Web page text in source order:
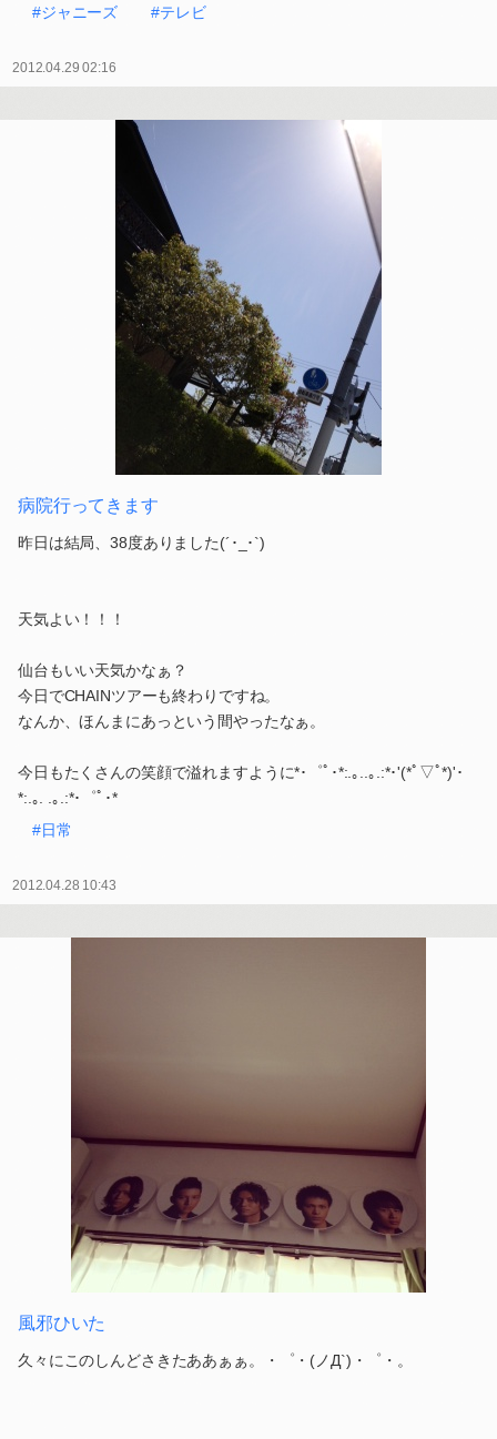
#ジャニーズ
#テレビ
2012.04.29 02:16
病院行ってきます
昨日は結局、38度ありました(´･_･`)
天気よい！！！
仙台もいい天気かなぁ？
今日でCHAINツアーも終わりですね。
なんか、ほんまにあっという間やったなぁ。
今日もたくさんの笑顔で溢れますように*･゜ﾟ･*:.｡..｡.:*･'(*ﾟ▽ﾟ*)'･
*:.｡. .｡.:*･゜ﾟ･*
#日常
2012.04.28 10:43
風邪ひいた
久々にこのしんどさきたああぁぁ。・゜・(ノД`)・゜・。